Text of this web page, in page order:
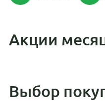
Акции
Выбор